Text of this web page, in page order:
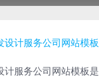
计服务公司网站模板